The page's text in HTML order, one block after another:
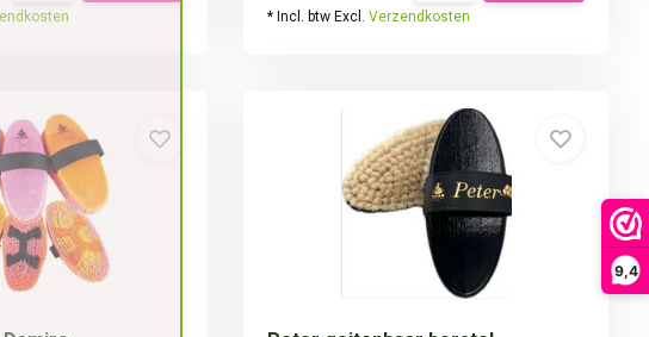
9,4
* Incl. btw Excl.Verzendkosten